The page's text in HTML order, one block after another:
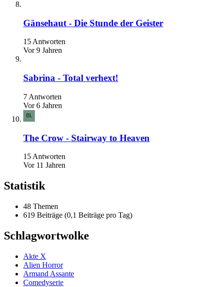
Gänsehaut - Die Stunde der Geister
15 Antworten
Vor 9 Jahren
Sabrina - Total verhext!
7 Antworten
Vor 6 Jahren
The Crow - Stairway to Heaven
15 Antworten
Vor 11 Jahren
Statistik
48 Themen
619 Beiträge (0,1 Beiträge pro Tag)
Schlagwortwolke
Akte X
Alien Horror
Armand Assante
Comedyserie